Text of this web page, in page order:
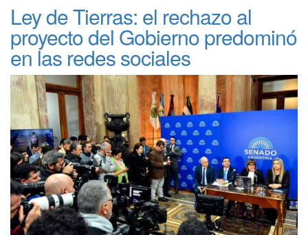
Ley de Tierras: el rechazo al
proyecto del Gobierno predominó
en las redes sociales